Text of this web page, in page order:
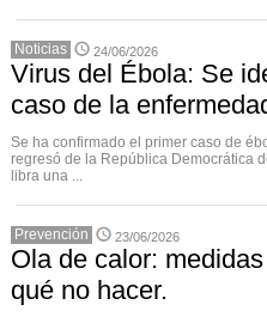
Noticias 24/06/2026
Virus del Ébola: Se
caso de la
Se ha confirmado el primer caso de
regresó de la República Democrática
libra una ...
Prevención 23/06/2026
Ola de calor:
qué no hacer.